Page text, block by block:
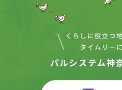
パルシステム神